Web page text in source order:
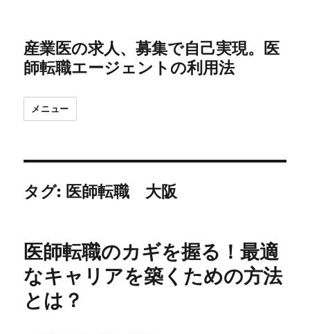
産業医の求人、募集で自己実現。医
師転職エージェントの利用法
メニュー
タグ: 医師転職 大阪
医師転職のカギを握る！最適
なキャリアを築くための方法
とは？